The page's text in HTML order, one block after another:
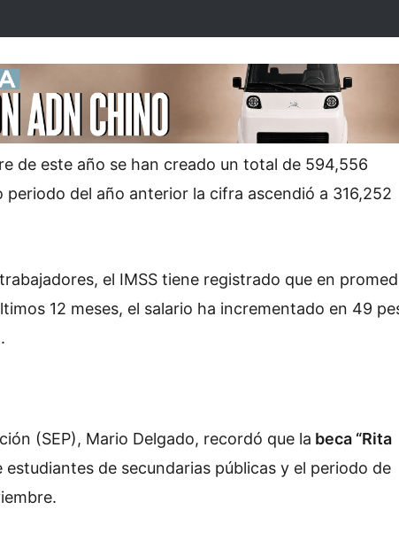
de este año se han creado un total de 594,556
periodo del año anterior la cifra ascendió a 316,252
el IMSS tiene registrado que en
12 meses, el salario ha incrementado en 49
(SEP), Mario Delgado, recordó que la beca “Rita
de secundarias públicas y el periodo de